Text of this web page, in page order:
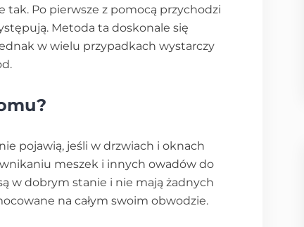
tak. Po pierwsze z pomocą przychodzi
Metoda ta doskonale się
w wielu przypadkach wystarczy
pojawią, jeśli w drzwiach i oknach
meszek i innych owadów do
w dobrym stanie i nie mają żadnych
na całym swoim obwodzie.